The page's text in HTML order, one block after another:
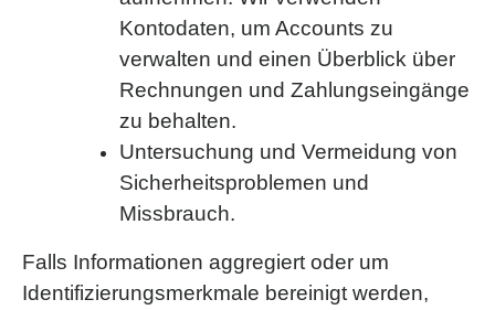
Kontodaten, um Accounts zu
verwalten und einen Überblick über
Rechnungen und Zahlungseingänge
zu behalten.
Untersuchung und Vermeidung von
Sicherheitsproblemen und
Missbrauch.
Falls Informationen aggregiert oder um
Identifizierungsmerkmale bereinigt werden,